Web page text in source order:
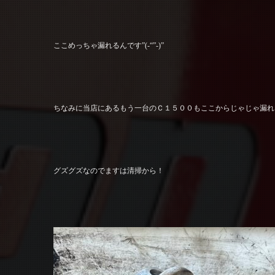
ここめっちゃ漏れるんです”(-“”-)”
ちなみに当店にあるもう一台のＣ１５００もここからじゃじゃ漏
グズグズなのでますは清掃から！